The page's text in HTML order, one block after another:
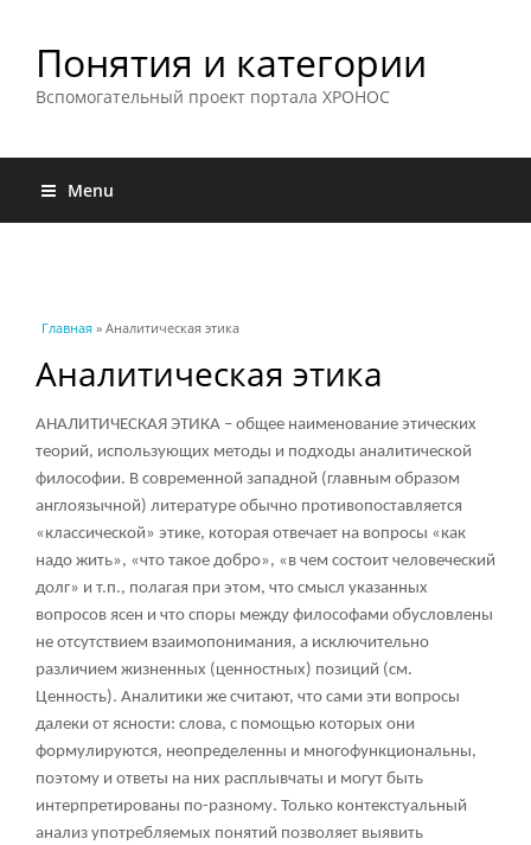
Понятия и категории
Вспомогательный проект портала ХРОНОС
Menu
Вы здесь
Главная » Аналитическая этика
Аналитическая этика
АНАЛИТИЧЕСКАЯ ЭТИКА – общее наименование этических
теорий, использующих методы и подходы аналитической
философии. В современной западной (главным образом
англоязычной) литературе обычно противопоставляется
«классической» этике, которая отвечает на вопросы «как
надо жить», «что такое добро», «в чем состоит человеческий
долг» и т.п., полагая при этом, что смысл указанных
вопросов ясен и что споры между философами обусловлены
не отсутствием взаимопонимания, а исключительно
различием жизненных (ценностных) позиций (см.
Ценность). Аналитики же считают, что сами эти вопросы
далеки от ясности: слова, с помощью которых они
формулируются, неопределенны и многофункциональны,
поэтому и ответы на них расплывчаты и могут быть
интерпретированы по-разному. Только контекстуальный
анализ употребляемых понятий позволяет выявить